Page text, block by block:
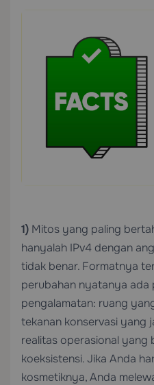
1) Mitos yang paling
hanyalah IPv4 dengan
tidak benar. Formatnya
perubahan nyatanya ada
pengalamatan: ruang
tekanan konservasi yang
realitas operasional yang
koeksistensi. Jika Anda
kosmetiknya, Anda